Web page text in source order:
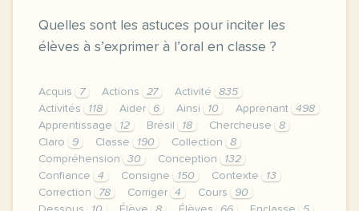
Quelles sont les astuces pour inciter les
élèves à s’exprimer à l’oral en classe ?
Acquis 7 Actions 27 Activité
835
Activités
118 Aider 6 Ainsi 10 Apprenant
498
Apprentissage
12 Brésil 18 Chercheuse
8
Claro
9 Classe 190 Collection
8
Compréhension
30 Conception
132
Confiance
4 Consigne 150 Contexte
13
Correction
78 Corriger 4 Cours
90